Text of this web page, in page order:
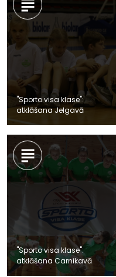
"Sporto visa klase":
atklāšana Jelgavā
"Sporto visa klase":
atklāšana Carnikavā